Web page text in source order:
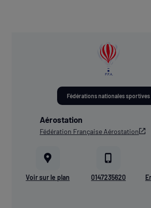
Aérostation
Fédération Française Aérostation
Fédérations nationales sportives
Voir sur le plan 0147235620